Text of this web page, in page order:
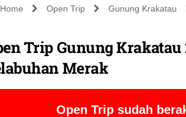
Home Open Trip Gunung Krakatau
Trip Gunung Krakatau
Merak
Open Trip sudah